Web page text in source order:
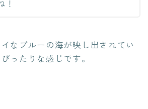
！
なブルーの海が映し出されてい
ったりな感じです。